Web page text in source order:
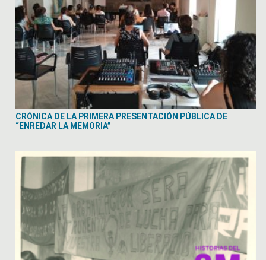
CRÓNICA DE LA PRIMERA PRESENTACIÓN PÚBLICA DE
“ENREDAR LA MEMORIA”